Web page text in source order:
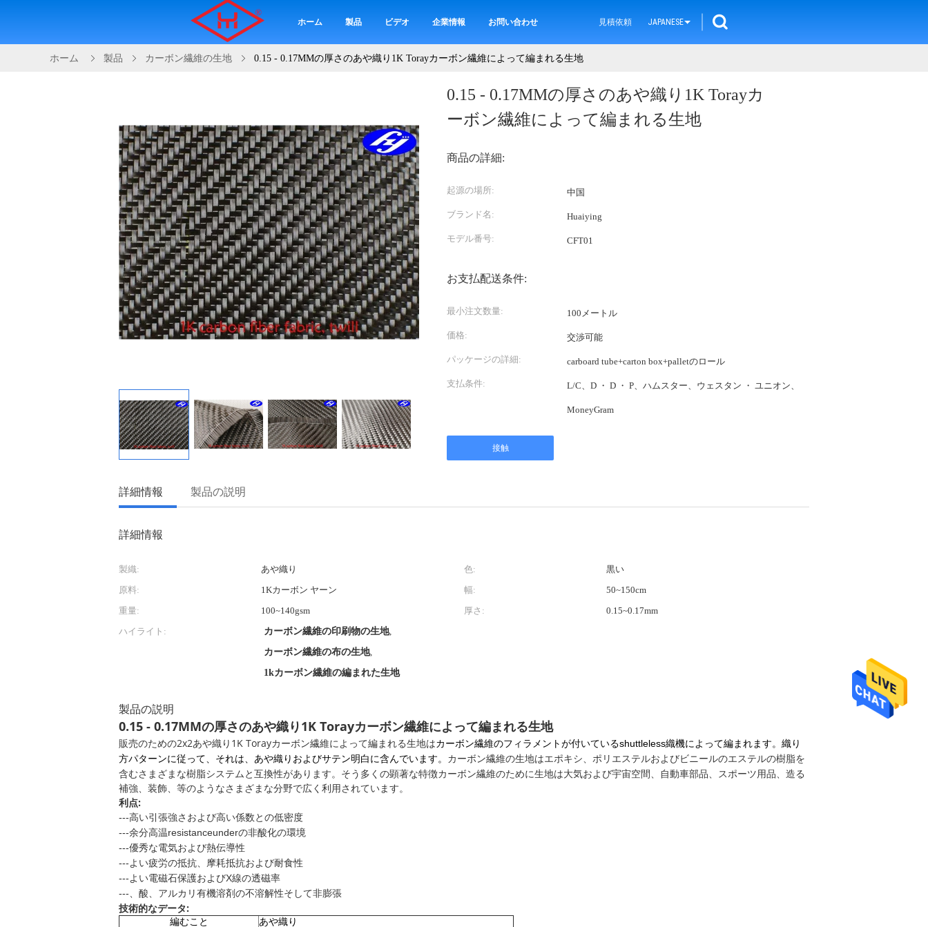
ホーム 製品 ビデオ 企業情報 お問い合わせ 見積依頼 JAPANESE
ホーム 製品 カーボン繊維の生地 0.15 - 0.17MMの厚さのあや織り1K Torayカーボン繊維によって編まれる生地
0.15 - 0.17MMの厚さのあや織り1K Torayカ
ーボン繊維によって編まれる生地
商品の詳細:
起源の場所: 中国
ブランド名: Huaiying
モデル番号: CFT01
お支払配送条件:
最小注文数量: 100メートル
価格: 交渉可能
パッケージの詳細: carboard tube+carton box+palletのロール
支払条件: L/C、D ・ D ・ P、ハムスター、ウェスタン ・ ユニオン、
MoneyGram
接触
詳細情報 製品の説明
詳細情報
製織: あや織り 色:
黒い
原料:
1Kカーボン ヤーン 幅:
50~150cm
重量:
100~140gsm 厚さ:
0.15~0.17mm
ハイライト:
カーボン繊維の印刷物の生地,
カーボン繊維の布の生地,
1kカーボン繊維の編まれた生地
製品の説明
0.15 - 0.17MMの厚さのあや織り1K Torayカーボン繊維によって編まれる生地
販売のための2x2あや織り1K Torayカーボン繊維によって編まれる生地はカーボン繊維のフィラメントが付いているshuttleless織機によって編まれます。織り
方パターンに従って、それは、あや織りおよびサテン明白に含んでいます。 カーボン繊維の生地はエポキシ、ポリエステルおよびビニールのエステルの樹脂を
含むさまざまな樹脂システムと互換性があります。そう多くの顕著な特徴カーボン繊維のために生地は大気および宇宙空間、自動車部品、スポーツ用品、造る
補強、装飾、等のようなさまざまな分野で広く利用されています。
利点:
---高い引張強さおよび高い係数との低密度
---余分高温resistanceunderの非酸化の環境
---優秀な電気および熱伝導性
---よい疲労の抵抗、摩耗抵抗および耐食性
---よい電磁石保護およびX線の透磁率
---、酸 、アルカリ有機溶剤の不溶解性そして非膨張
技術的なデータ:
編むこと
あや織り